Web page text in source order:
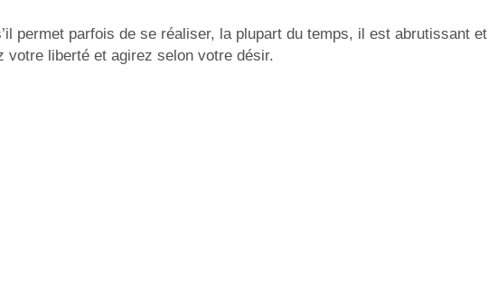
permet parfois de se réaliser, la plupart du temps, il est abrutissant et
liberté et agirez selon votre désir.